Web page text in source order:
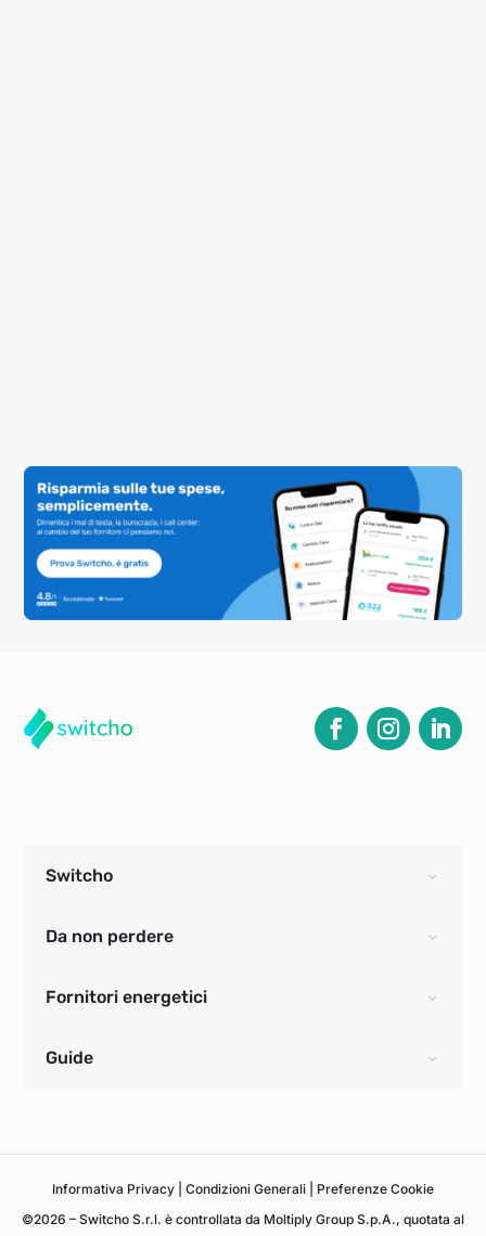
Switcho
Da non perdere
Fornitori energetici
Guide
Informativa Privacy Condizioni Generali
Preferenze Cookie
©2026 – Switcho S.r.l. è controllata da Moltiply Group S.p.A., quotata al